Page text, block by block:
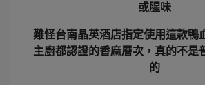
或腥味
難怪台南晶英酒店指定使用這款鴨
主廚都認證的香麻層次，真的不是
的